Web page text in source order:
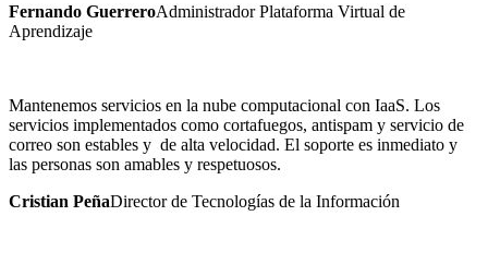
Fernando GuerreroAdministrador Plataforma Virtual de
Aprendizaje
Mantenemos servicios en la nube computacional con IaaS. Los
servicios implementados como cortafuegos, antispam y servicio de
correo son estables y de alta velocidad. El soporte es inmediato y
las personas son amables y respetuosos.
Cristian PeñaDirector de Tecnologías de la Información